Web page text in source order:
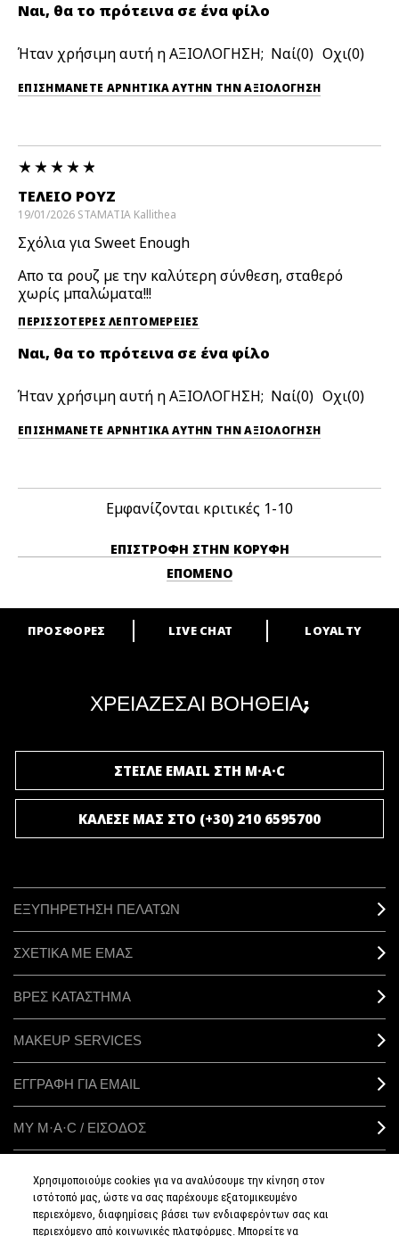
Ναι, θα το πρότεινα σε ένα φίλο
Ήταν χρήσιμη αυτή η ΑΞΙΟΛΟΓΗΣΗ; 0 0
ΕΠΙΣΗΜΆΝΕΤΕ ΑΡΝΗΤΙΚΆ ΑΥΤΉΝ ΤΗΝ ΑΞΙΟΛΟΓΗΣΗ
ΤΕΛΕΙΟ ΡΟΥΖ
19/01/2026 STAMATIA Kallithea
Σχόλια για Sweet Enough
Απο τα ρουζ με την καλύτερη σύνθεση, σταθερό
χωρίς μπαλώματα!!!
ΠΕΡΙΣΣΌΤΕΡΕΣ ΛΕΠΤΟΜΈΡΕΙΕΣ
Ναι, θα το πρότεινα σε ένα φίλο
Ήταν χρήσιμη αυτή η ΑΞΙΟΛΟΓΗΣΗ; 0 0
ΕΠΙΣΗΜΆΝΕΤΕ ΑΡΝΗΤΙΚΆ ΑΥΤΉΝ ΤΗΝ ΑΞΙΟΛΟΓΗΣΗ
Εμφανίζονται κριτικές 1-10
ΕΠΙΣΤΡΟΦΉ ΣΤΗΝ ΚΟΡΥΦΉ
ΕΠΌΜΕΝΟ
ARE YOU A M·A·C LOVER?
ΠΡΟΣΦΟΡΕΣ LIVE CHAT LOYALTY
ΧΡΕΙΑΖΕΣΑΙ ΒΟΗΘΕΙΑ;
ΣΤΕΙΛΕ EMAIL ΣΤΗ M·A·C
ΚΑΛΕΣΕ ΜΑΣ ΣΤΟ (+30) 210 6595700
ΕΞΥΠΗΡΕΤΗΣΗ ΠΕΛΑΤΩΝ
ΣΧΕΤΙΚΑ ΜΕ ΕΜΑΣ
ΒΡΕΣ ΚΑΤΑΣΤΗΜΑ
MAKEUP SERVICES
ΕΓΓΡΑΦΗ ΓΙΑ EMAIL
ΜΥ M·A·C / ΕΙΣΟΔΟΣ
ΣΥΝΔΕΘΕΙΤΕ
Χρησιμοποιούμε cookies για να αναλύσουμε την κίνηση στον
ιστότοπό μας, ώστε να σας παρέχουμε εξατομικευμένο
περιεχόμενο, διαφημίσεις βάσει των ενδιαφερόντων σας και
περιεχόμενο από κοινωνικές πλατφόρμες. Μπορείτε να